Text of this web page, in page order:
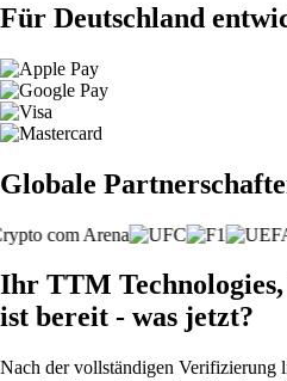
Für Deutschland
Globale
Ihr TTM
ist bereit - was jetzt?
Nach der vollständigen Verifizierung